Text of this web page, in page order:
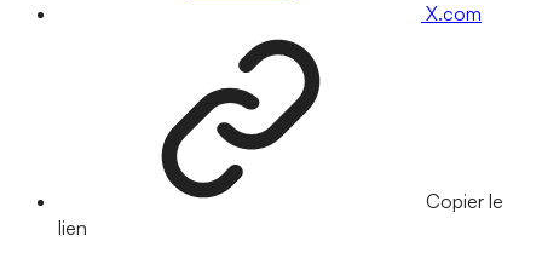
X.com
Copier le
lien